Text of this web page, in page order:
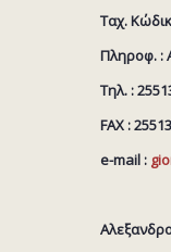
Ταχ.
Πληροφ. :
Τηλ. :
FAX :
e-mail :